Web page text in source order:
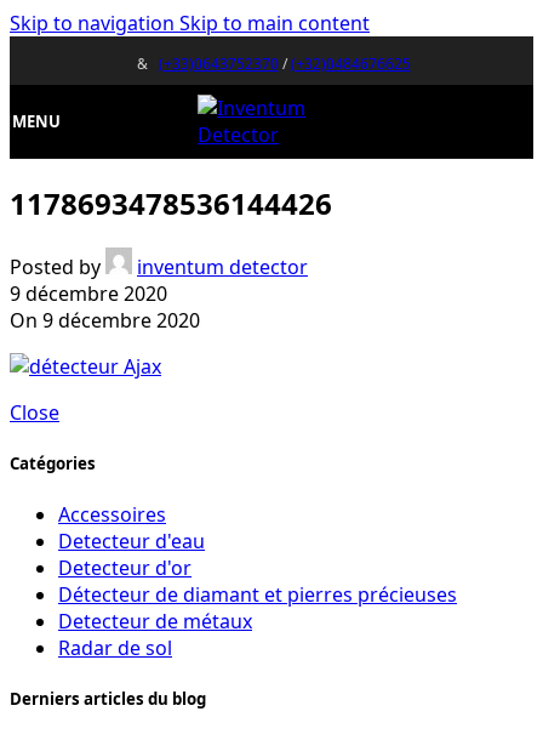
Skip to navigation Skip to main content
& (+33)0643752370/(+32)0484676625
MENU
1178693478536144426
Posted by
inventum detector
9 décembre 2020
On 9 décembre 2020
Close
Catégories
Accessoires
Detecteur d'eau
Detecteur d'or
Détecteur de diamant et pierres précieuses
Detecteur de métaux
Radar de sol
Derniers articles du blog